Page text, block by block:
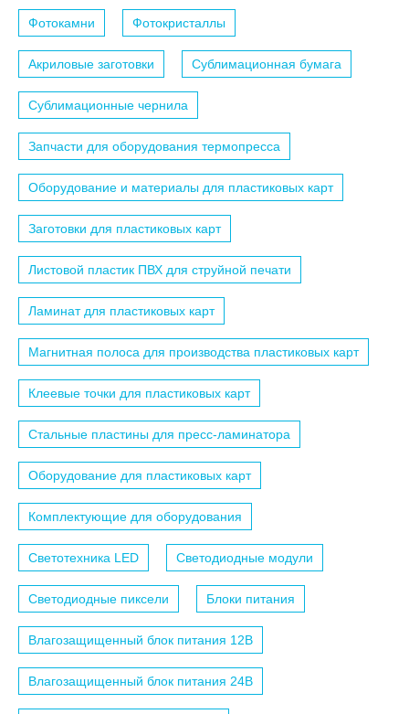
Фотокамни Фотокристаллы
Акриловые заготовки Сублимационная бумага
Сублимационные чернила
Запчасти для оборудования термопресса
Оборудование и материалы для пластиковых карт
Заготовки для пластиковых карт
Листовой пластик ПВХ для струйной печати
Ламинат для пластиковых карт
Магнитная полоса для производства пластиковых карт
Клеевые точки для пластиковых карт
Стальные пластины для пресс-ламинатора
Оборудование для пластиковых карт
Комплектующие для оборудования
Светотехника LED Светодиодные модули
Светодиодные пиксели Блоки питания
Влагозащищенный блок питания 12B
Влагозащищенный блок питания 24B